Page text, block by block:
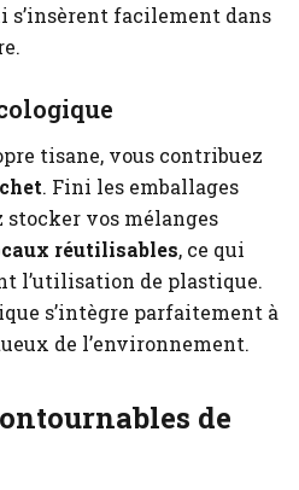
s’insèrent facilement dans
tisane, vous contribuez
. Fini les emballages
stocker vos mélanges
réutilisables, ce qui
l’utilisation de plastique.
s’intègre parfaitement à
de l’environnement.
de